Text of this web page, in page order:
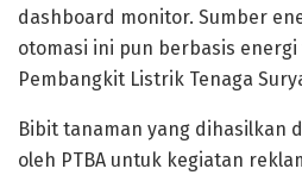
dashboard monitor. Sumber
otomasi ini pun berbasis
Pembangkit Listrik Tenaga
Bibit tanaman yang dihasilkan
oleh PTBA untuk kegiatan